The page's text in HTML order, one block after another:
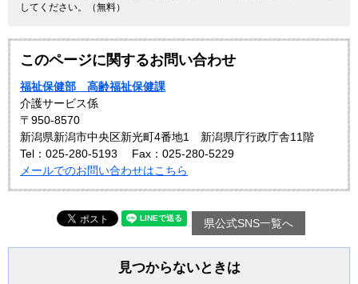
してください。（無料）
このページに関するお問い合わせ
福祉保健部 高齢福祉保健課
介護サービス係
〒950-8570
新潟県新潟市中央区新光町4番地1 新潟県庁行政庁舎11階
Tel：025-280-5193
Fax：025-280-5229
メールでのお問い合わせはこちら
県公式SNS一覧へ
見つからないときは